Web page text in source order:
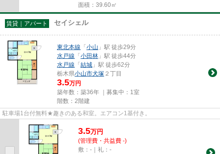
面積：39.60㎡
賃貸｜アパート セイシェル
東北本線 「小山 」駅 徒歩29分
水戸線 「小田林 」駅 徒歩44分
水戸線 「結城 」駅 徒歩62分
栃木県小山市犬塚 ２丁目
3.5万円
築年数：築36年 ｜募集中： 1室
階数：2階建
駐車場1台付無料★趣きのある和室。エアコン1基付き。
3.5万円
(管理費・共益費 -)
敷：-｜礼：-